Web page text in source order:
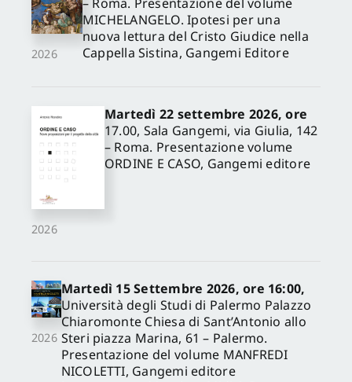
2026
MICHELANGELO. Ipotesi per una
nuova lettura del Cristo Giudice nella
Cappella Sistina, Gangemi Editore
2026
Martedì 22 settembre 2026, ore
17.00, Sala Gangemi, via Giulia, 142
– Roma. Presentazione volume
ORDINE E CASO, Gangemi editore
2026
Martedì 15 Settembre 2026, ore 16:00,
Università degli Studi di Palermo Palazzo
Chiaromonte Chiesa di Sant’Antonio allo
Steri piazza Marina, 61 – Palermo.
Presentazione del volume MANFREDI
NICOLETTI, Gangemi editore